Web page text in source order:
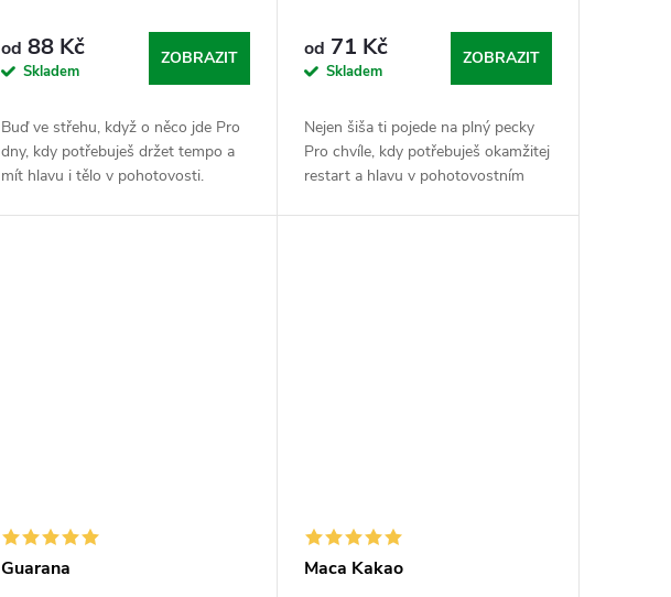
od 88 Kč
Skladem
ZOBRAZIT
Buď ve střehu, když o něco jde Pro
dny, kdy potřebuješ držet tempo a
mít hlavu i tělo v pohotovosti.
od 71 Kč
Skladem
ZOBRAZIT
Nejen šiša ti pojede na plný pecky
Pro chvíle, kdy potřebuješ okamžitej
restart a hlavu v pohotovostním
Guarana Maca Kakao